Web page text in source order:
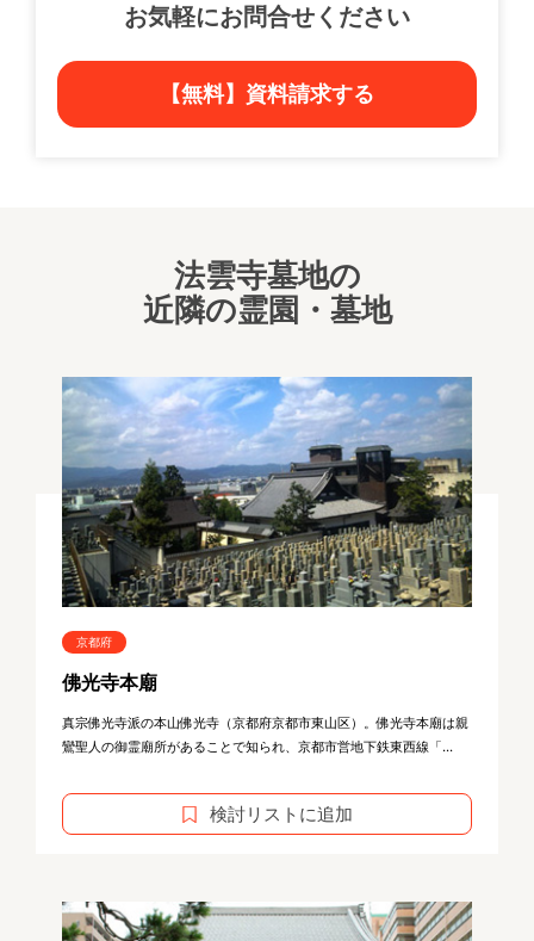
お気軽にお問合せください
【無料】資料請求する
法雲寺墓地の
近隣の霊園・墓地
京都府
佛光寺本廟
真宗佛光寺派の本山佛光寺（京都府京都市東山区）。佛光寺本廟は親
鸞聖人の御霊廟所があることで知られ、京都市営地下鉄東西線「...
検討リストに追加